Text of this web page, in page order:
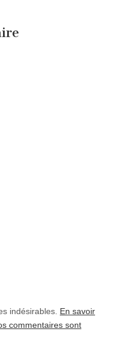
indésirables. En savoir
commentaires sont